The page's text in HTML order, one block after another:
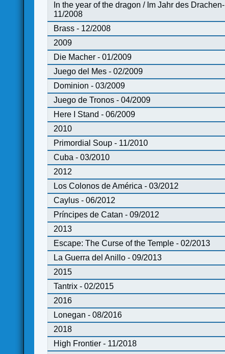
In the year of the dragon / Im Jahr des Drachen-
11/2008
Brass - 12/2008
2009
Die Macher - 01/2009
Juego del Mes - 02/2009
Dominion - 03/2009
Juego de Tronos - 04/2009
Here I Stand - 06/2009
2010
Primordial Soup - 11/2010
Cuba - 03/2010
2012
Los Colonos de América - 03/2012
Caylus - 06/2012
Príncipes de Catan - 09/2012
2013
Escape: The Curse of the Temple - 02/2013
La Guerra del Anillo - 09/2013
2015
Tantrix - 02/2015
2016
Lonegan - 08/2016
2018
High Frontier - 11/2018